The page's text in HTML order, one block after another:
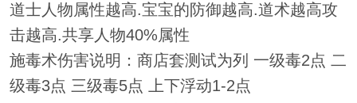
道士人物属性越高.宝宝的防御越高.道术越高攻
击越高.共享人物40%属性
施毒术伤害说明：商店套测试为列 一级毒2点 二
级毒3点 三级毒5点 上下浮动1-2点